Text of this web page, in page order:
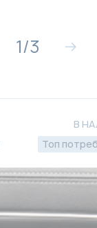
1/3
В
Топ